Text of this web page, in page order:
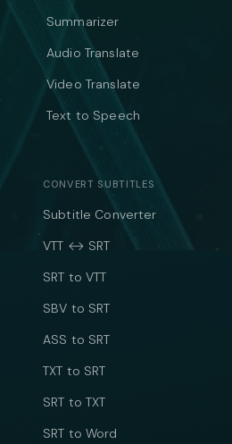
Summarizer
Audio Translate
Video Translate
Text to Speech
CONVERT SUBTITLES
Subtitle Converter
VTT ↔ SRT
SRT to VTT
SBV to SRT
ASS to SRT
TXT to SRT
SRT to TXT
SRT to Word